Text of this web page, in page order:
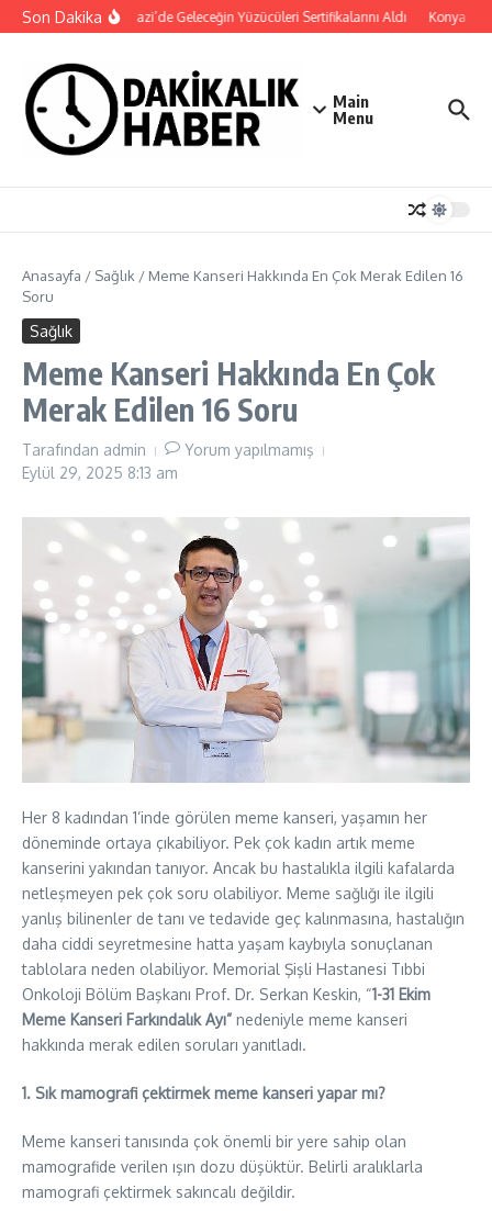
İçeriğe atla
Son DakikaOsmangazi’de Geleceğin Yüzücüleri Sertifikalarını Aldı Konya
Main
Menu
Anasayfa / Sağlık / Meme Kanseri Hakkında En Çok Merak Edilen 16
Soru
Sağlık
Meme Kanseri Hakkında En Çok
Merak Edilen 16 Soru
Tarafından admin
Yorum yapılmamış
Eylül 29, 2025 8:13 am
Her 8 kadından 1’inde görülen meme kanseri, yaşamın her
döneminde ortaya çıkabiliyor. Pek çok kadın artık meme
kanserini yakından tanıyor. Ancak bu hastalıkla ilgili kafalarda
netleşmeyen pek çok soru olabiliyor. Meme sağlığı ile ilgili
yanlış bilinenler de tanı ve tedavide geç kalınmasına, hastalığın
daha ciddi seyretmesine hatta yaşam kaybıyla sonuçlanan
tablolara neden olabiliyor. Memorial Şişli Hastanesi Tıbbi
Onkoloji Bölüm Başkanı Prof. Dr. Serkan Keskin, “1-31 Ekim
Meme Kanseri Farkındalık Ayı” nedeniyle meme kanseri
hakkında merak edilen soruları yanıtladı.
1. Sık mamografi çektirmek meme kanseri yapar mı?
Meme kanseri tanısında çok önemli bir yere sahip olan
mamografide verilen ışın dozu düşüktür. Belirli aralıklarla
mamografi çektirmek sakıncalı değildir.